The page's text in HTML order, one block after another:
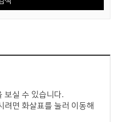
보실 수 있습니다.
려면 화살표를 눌러 이동해